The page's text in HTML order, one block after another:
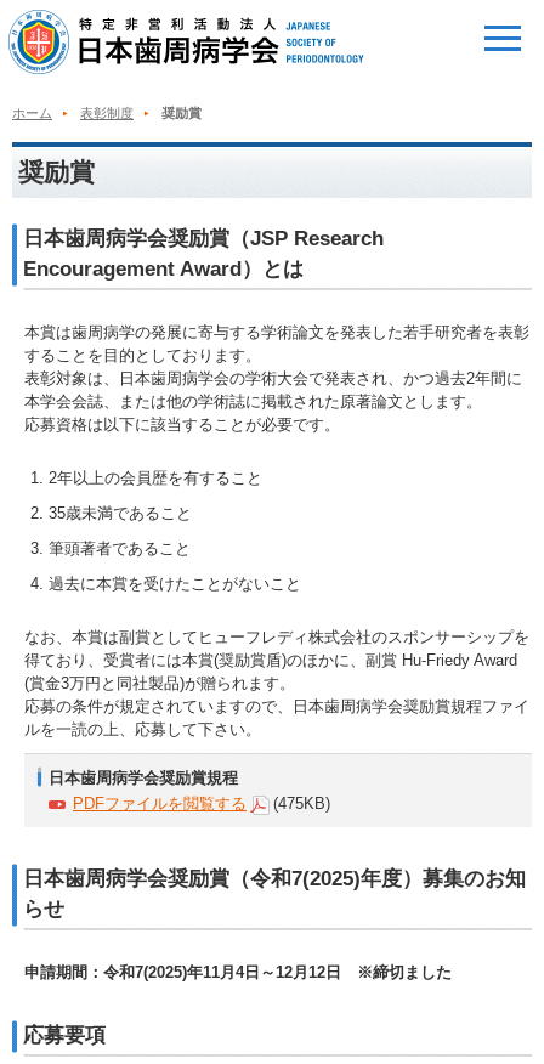
ホーム 表彰制度 奨励賞
奨励賞
日本歯周病学会奨励賞（JSP Research
Encouragement Award）とは
本賞は歯周病学の発展に寄与する学術論文を発表した若手研究者を表彰
することを目的としております。
表彰対象は、日本歯周病学会の学術大会で発表され、かつ過去2年間に
本学会会誌、または他の学術誌に掲載された原著論文とします。
応募資格は以下に該当することが必要です。
2年以上の会員歴を有すること
35歳未満であること
筆頭著者であること
過去に本賞を受けたことがないこと
なお、本賞は副賞としてヒューフレディ株式会社のスポンサーシップを
得ており、受賞者には本賞(奨励賞盾)のほかに、副賞 Hu-Friedy Award
(賞金3万円と同社製品)が贈られます。
応募の条件が規定されていますので、日本歯周病学会奨励賞規程ファイ
ルを一読の上、応募して下さい。
日本歯周病学会奨励賞規程
PDFファイルを閲覧する
(475KB)
日本歯周病学会奨励賞（令和7(2025)年度）募集のお知
らせ
申請期間：令和7(2025)年11月4日～12月12日 ※締切ました
応募要項